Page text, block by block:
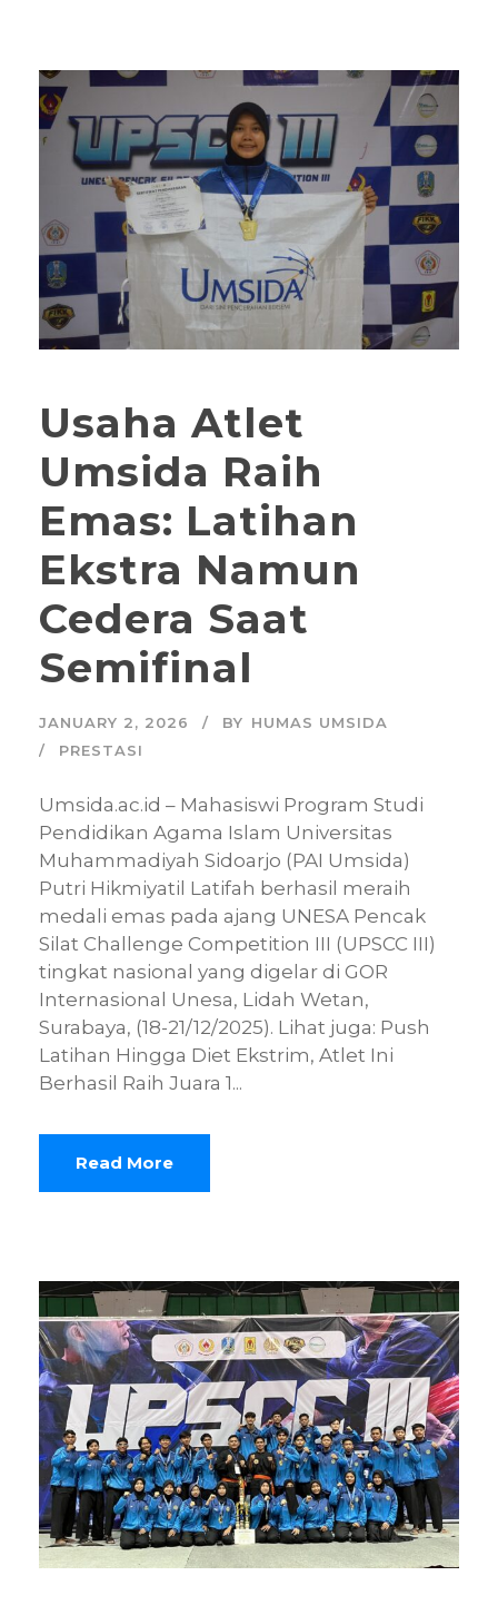
Usaha Atlet
Umsida Raih
Emas: Latihan
Ekstra Namun
Cedera Saat
Semifinal
JANUARY 2, 2026 BY HUMAS UMSIDA
PRESTASI
Umsida.ac.id – Mahasiswi Program Studi
Pendidikan Agama Islam Universitas
Muhammadiyah Sidoarjo (PAI Umsida)
Putri Hikmiyatil Latifah berhasil meraih
medali emas pada ajang UNESA Pencak
Silat Challenge Competition III (UPSCC III)
tingkat nasional yang digelar di GOR
Internasional Unesa, Lidah Wetan,
Surabaya, (18-21/12/2025). Lihat juga: Push
Latihan Hingga Diet Ekstrim, Atlet Ini
Berhasil Raih Juara 1...
Read More